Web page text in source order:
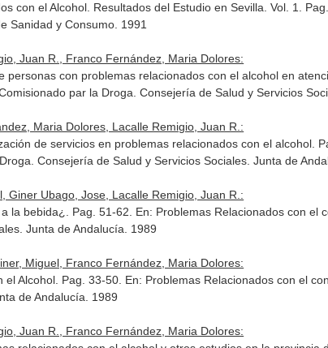
con el Alcohol. Resultados del Estudio en Sevilla. Vol. 1.
Sanidad y Consumo. 1991
Juan R., Franco Fernández, Maria Dolores:
con problemas relacionados con el alcohol en
Comisionado par la Droga. Consejería de Salud y Servicios
Maria Dolores, Lacalle Remigio, Juan R.:
de servicios en problemas relacionados con el alcohol.
Consejería de Salud y Servicios Sociales. Junta de
Giner Ubago, Jose, Lacalle Remigio, Juan R.:
la bebida¿. Pag. 51-62. En: Problemas Relacionados con el
Junta de Andalucía. 1989
Miguel, Franco Fernández, Maria Dolores:
Alcohol. Pag. 33-50. En: Problemas Relacionados con el
de Andalucía. 1989
Juan R., Franco Fernández, Maria Dolores: